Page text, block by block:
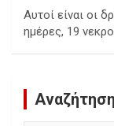
Αυτοί είναι οι
ημέρες, 19
Αναζήτηση